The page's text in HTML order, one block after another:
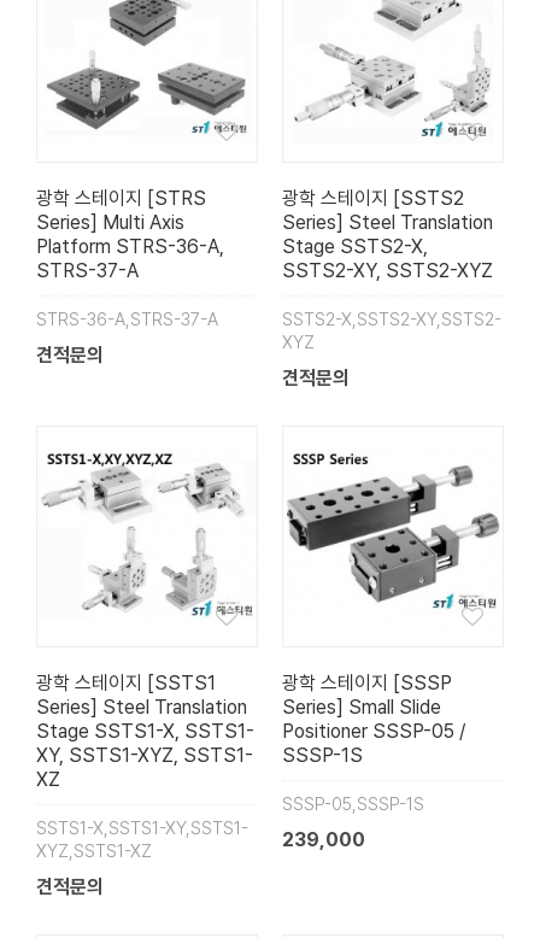
광학 스테이지 [STRS
Series] Multi Axis
Platform STRS-36-A,
STRS-37-A
STRS-36-A,STRS-37-A
견적문의
광학 스테이지 [SSTS2
Series] Steel Translation
Stage SSTS2-X,
SSTS2-XY, SSTS2-XYZ
SSTS2-X,SSTS2-XY,SSTS2-
XYZ
견적문의
광학 스테이지 [SSTS1
Series] Steel Translation
Stage SSTS1-X, SSTS1-
XY, SSTS1-XYZ, SSTS1-
XZ
SSTS1-X,SSTS1-XY,SSTS1-
XYZ,SSTS1-XZ
견적문의
광학 스테이지 [SSSP
Series] Small Slide
Positioner SSSP-05 /
SSSP-1S
SSSP-05,SSSP-1S
239,000